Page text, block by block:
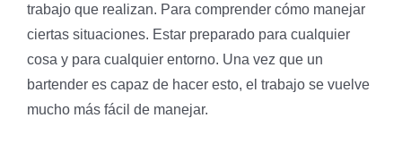
trabajo que realizan. Para comprender cómo manejar
ciertas situaciones. Estar preparado para cualquier
cosa y para cualquier entorno. Una vez que un
bartender es capaz de hacer esto, el trabajo se vuelve
mucho más fácil de manejar.